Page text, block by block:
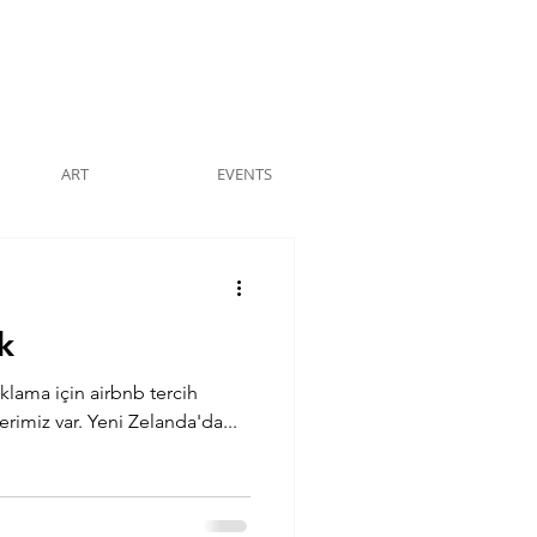
EVENTS
ART
için airbnb tercih
var. Yeni Zelanda'da...